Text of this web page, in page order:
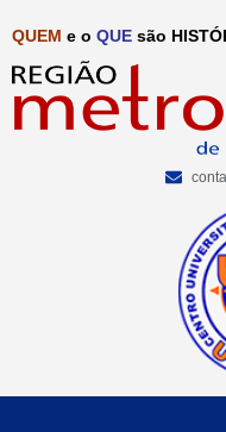
QUEM e o QUE são